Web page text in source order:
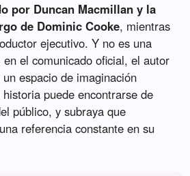
por Duncan Macmillan y la
de Dominic Cooke, mientras
ejecutivo. Y no es una
el comunicado oficial, el autor
espacio de imaginación
puede encontrarse de
público, y subraya que
referencia constante en su